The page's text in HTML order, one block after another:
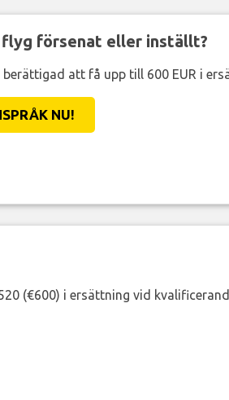
försenat eller inställt?
berättigad att få upp till 600 EUR i
NU!
(€600) i ersättning vid